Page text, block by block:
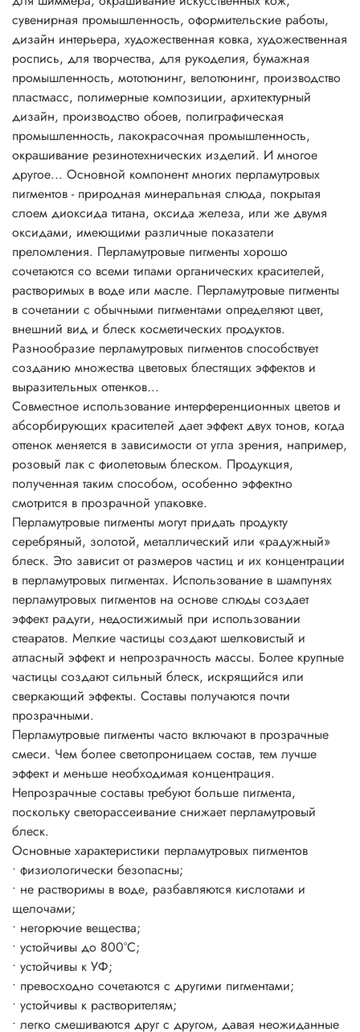
смотрится в прозрачной упаковке.
Перламутровые пигменты могут придать продукту
серебряный, золотой, металлический или «радужный»
блеск. Это зависит от размеров частиц и их концентрации
в перламутровых пигментах. Использование в шампунях
перламутровых пигментов на основе слюды создает
эффект радуги, недостижимый при использовании
стеаратов. Мелкие частицы создают шелковистый и
атласный эффект и непрозрачность массы. Более крупные
частицы создают сильный блеск, искрящийся или
сверкающий эффекты. Составы получаются почти
прозрачными.
Перламутровые пигменты часто включают в прозрачные
смеси. Чем более светопроницаем состав, тем лучше
эффект и меньше необходимая концентрация.
Непрозрачные составы требуют больше пигмента,
поскольку светорассеивание снижает перламутровый
блеск.
Основные характеристики перламутровых пигментов
• физиологически безопасны;
• не растворимы в воде, разбавляются кислотами и
щелочами;
• негорючие вещества;
• устойчивы до 800°C;
• устойчивы к УФ;
• превосходно сочетаются с другими пигментами;
• устойчивы к растворителям;
• легко смешиваются друг с другом, давая неожиданные
эффекты искрящегося типа;
• легко диспергируются во всех системах с
нитроцеллюлозой.
Рекомендации по применению:
Соотношение для смешивания 1:10 до 3:10 по массе (на
1-3 части пигмента : 10 частей бесцветной прозрачной
основы, лака, краски, геля и т.д.)
Пропорции смешивания напрямую зависят от желаемого
эффекта, насколько сильно вы желаете проявить свойства
пигмента на окрашиваемой поверхности.
Блеск цвет и эффекты появляется уже при 3-5%-ном
использовании пигмента от общей массы рабочего
состава.
сувенирная промышленность, оформительские работы,
дизайн интерьера, художественная ковка, художественная
роспись, для творчества, для рукоделия, бумажная
промышленность, мототюнинг, велотюнинг, производство
пластмасс, полимерные композиции, архитектурный
дизайн, производство обоев, полиграфическая
промышленность, лакокрасочная промышленность,
окрашивание резинотехнических изделий. И многое
другое... Основной компонент многих перламутровых
пигментов - природная минеральная слюда, покрытая
слоем диоксида титана, оксида железа, или же двумя
оксидами, имеющими различные показатели
преломления. Перламутровые пигменты хорошо
сочетаются со всеми типами органических красителей,
растворимых в воде или масле. Перламутровые пигменты
в сочетании с обычными пигментами определяют цвет,
внешний вид и блеск косметических продуктов.
Разнообразие перламутровых пигментов способствует
созданию множества цветовых блестящих эффектов и
выразительных оттенков...
Совместное использование интерференционных цветов и
абсорбирующих красителей дает эффект двух тонов, когда
оттенок меняется в зависимости от угла зрения, например,
розовый лак с фиолетовым блеском. Продукция,
полученная таким способом, особенно эффектно
смотрится в прозрачной упаковке.
Перламутровые пигменты могут придать продукту
серебряный, золотой, металлический или «радужный»
блеск. Это зависит от размеров частиц и их концентрации
в перламутровых пигментах. Использование в шампунях
перламутровых пигментов на основе слюды создает
эффект радуги, недостижимый при использовании
стеаратов. Мелкие частицы создают шелковистый и
атласный эффект и непрозрачность массы. Более крупные
частицы создают сильный блеск, искрящийся или
сверкающий эффекты. Составы получаются почти
прозрачными.
Перламутровые пигменты часто включают в прозрачные
смеси. Чем более светопроницаем состав, тем лучше
эффект и меньше необходимая концентрация.
Непрозрачные составы требуют больше пигмента,
поскольку светорассеивание снижает перламутровый
блеск.
Основные характеристики перламутровых пигментов
• физиологически безопасны;
• не растворимы в воде, разбавляются кислотами и
щелочами;
• негорючие вещества;
• устойчивы до 800°C;
• устойчивы к УФ;
• превосходно сочетаются с другими пигментами;
• устойчивы к растворителям;
• легко смешиваются друг с другом, давая неожиданные